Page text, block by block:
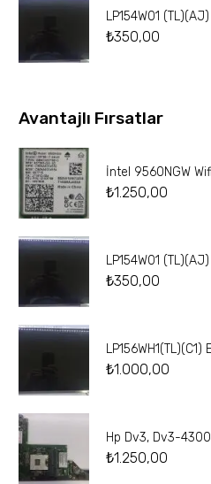
LP154W01
₺350,00
Avantajlı Fırsatlar
İntel 9560NGW
₺1.250,00
LP154W01
₺350,00
₺1.000,00
Hp Dv3, Dv3-
₺1.250,00